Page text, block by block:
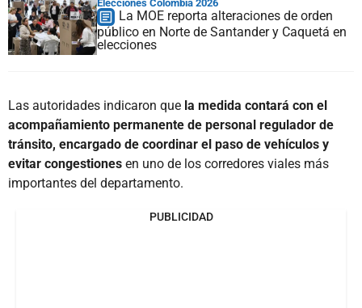
Elecciones Colombia 2026
La MOE reporta alteraciones de orden
público en Norte de Santander y Caquetá en
elecciones
Las autoridades indicaron que la medida contará con el
acompañamiento permanente de personal regulador de
tránsito, encargado de coordinar el paso de vehículos y
evitar congestiones en uno de los corredores viales más
importantes del departamento.
PUBLICIDAD